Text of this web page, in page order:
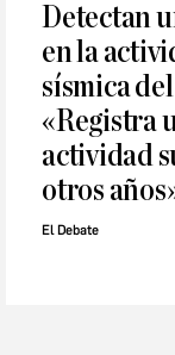
Detectan
en la
sísmica
«Registra
actividad
otros
El Debate